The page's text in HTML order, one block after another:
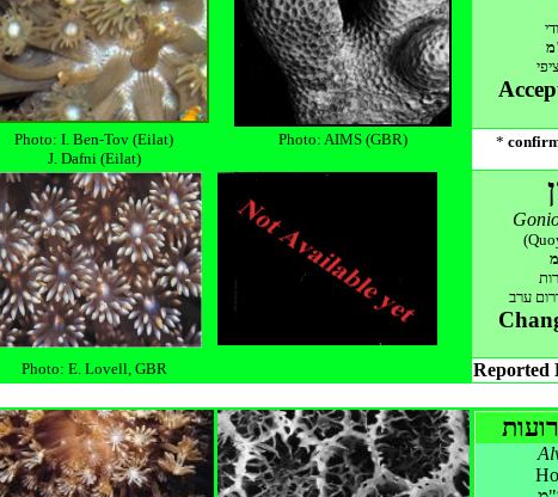
Photo: I. Ben-Tov (Eilat)
J. Dafni (Eilat)
Photo: AIMS (GBR) *
ערב
Photo: E. Lovell, GBR Reported